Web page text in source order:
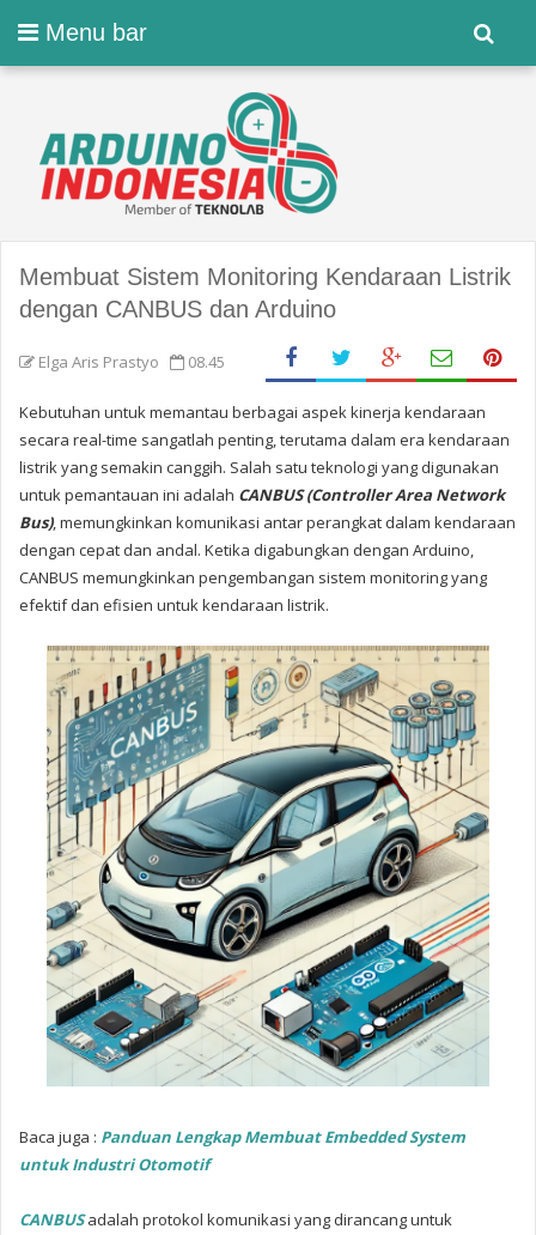
Menu bar
Membuat Sistem Monitoring Kendaraan Listrik
dengan CANBUS dan Arduino
Elga Aris Prastyo 08.45
Kebutuhan untuk memantau berbagai aspek kinerja kendaraan
secara real-time sangatlah penting, terutama dalam era kendaraan
listrik yang semakin canggih. Salah satu teknologi yang digunakan
untuk pemantauan ini adalah CANBUS (Controller Area Network
Bus), memungkinkan komunikasi antar perangkat dalam kendaraan
dengan cepat dan andal. Ketika digabungkan dengan Arduino,
CANBUS memungkinkan pengembangan sistem monitoring yang
efektif dan efisien untuk kendaraan listrik.
Baca juga : Panduan Lengkap Membuat Embedded System
untuk Industri Otomotif
CANBUSadalah protokol komunikasi yang dirancang untuk